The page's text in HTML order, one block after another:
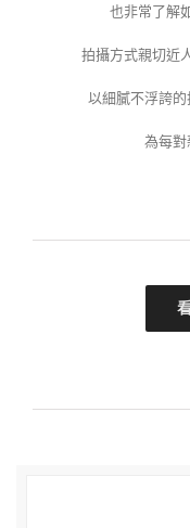
也非常了解
拍攝方式親切近
以細膩不浮誇
為每